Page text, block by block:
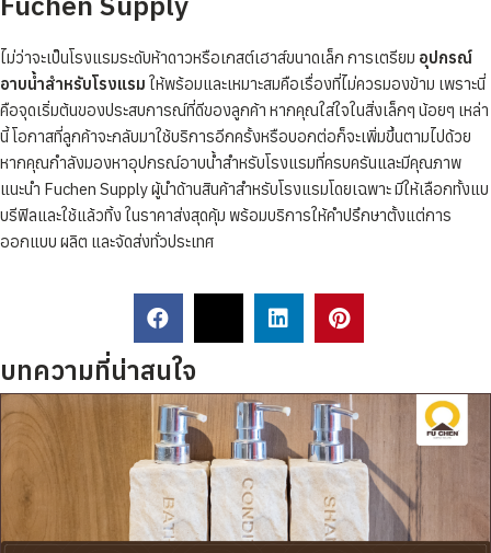
ไม่ว่าจะเป็นโรงแรมระดับห้าดาวหรือเกสต์เฮาส์ขนาดเล็ก การเตรียม อุปกรณ์
อาบน้ำสำหรับโรงแรม ให้พร้อมและเหมาะสมคือเรื่องที่ไม่ควรมองข้าม เพราะนี่
คือจุดเริ่มต้นของประสบการณ์ที่ดีของลูกค้า หากคุณใส่ใจในสิ่งเล็กๆ น้อยๆ เหล่า
นี้ โอกาสที่ลูกค้าจะกลับมาใช้บริการอีกครั้งหรือบอกต่อก็จะเพิ่มขึ้นตามไปด้วย
หากคุณกำลังมองหาอุปกรณ์อาบน้ำสำหรับโรงแรมที่ครบครันและมีคุณภาพ
แนะนำ Fuchen Supply ผู้นำด้านสินค้าสำหรับโรงแรมโดยเฉพาะ มีให้เลือกทั้งแบ
บรีฟิลและใช้แล้วทิ้ง ในราคาส่งสุดคุ้ม พร้อมบริการให้คำปรึกษาตั้งแต่การ
ออกแบบ ผลิต และจัดส่งทั่วประเทศ
บทความที่น่าสนใจ